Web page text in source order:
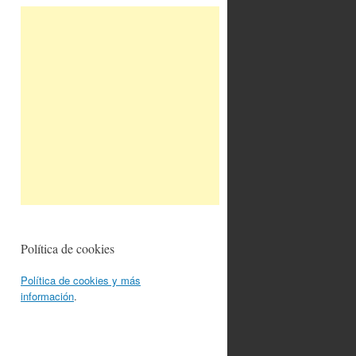
Política de cookies
Política de cookies y más
información.